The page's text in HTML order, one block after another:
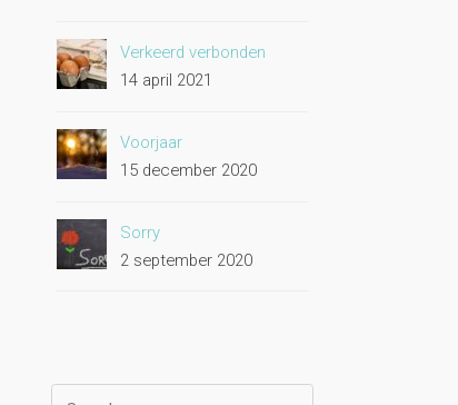
Verkeerd verbonden
14 april 2021
Voorjaar
15 december 2020
Sorry
2 september 2020